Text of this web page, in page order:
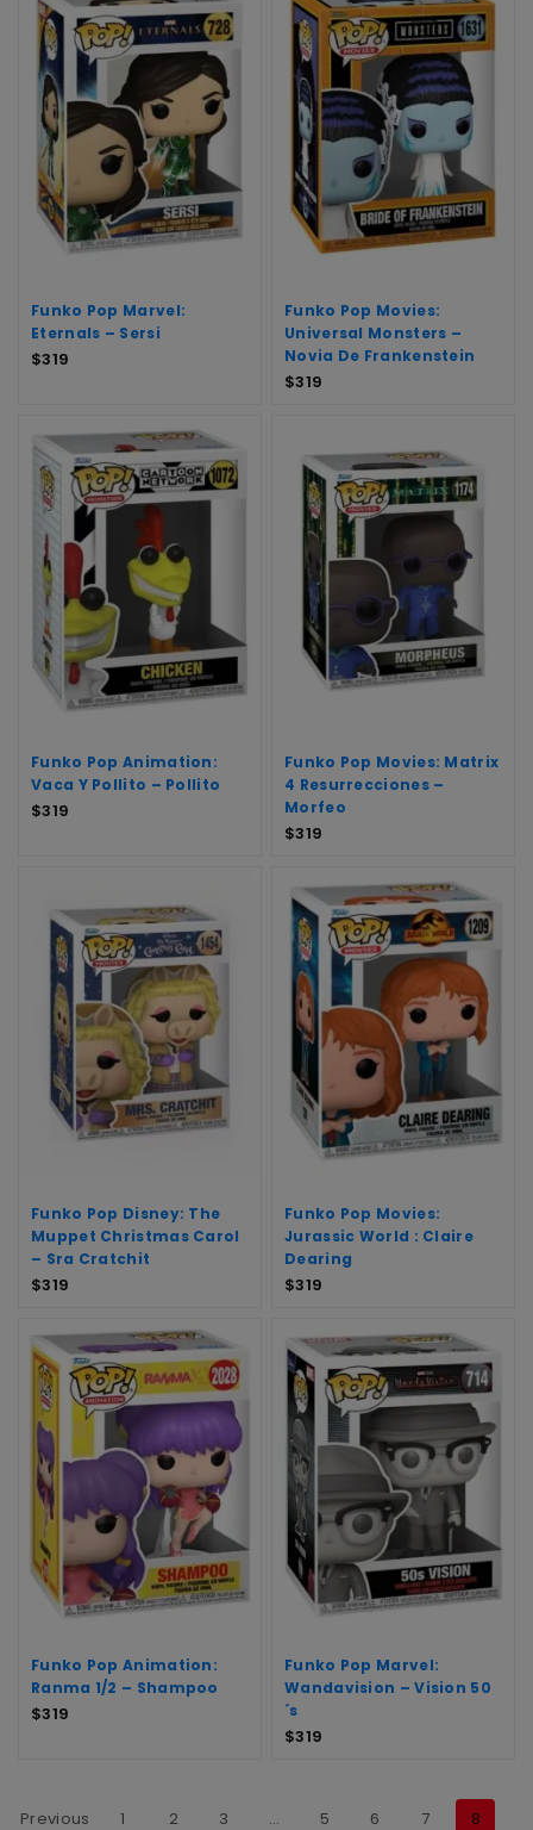
Funko Pop Marvel:
Eternals – Sersi
$319
Funko Pop Movies:
Universal Monsters –
Novia De Frankenstein
$319
Funko Pop Animation:
Vaca Y Pollito – Pollito
$319
Funko Pop Movies: Matrix
4 Resurrecciones –
Morfeo
$319
Funko Pop Disney: The
Muppet Christmas Carol
– Sra Cratchit
$319
Funko Pop Movies:
Jurassic World : Claire
Dearing
$319
Funko Pop Animation:
Ranma 1/2 – Shampoo
$319
Funko Pop Marvel:
Wandavision – Vision 50
´s
$319
Previous 1 2 3 … 5 6 7
8